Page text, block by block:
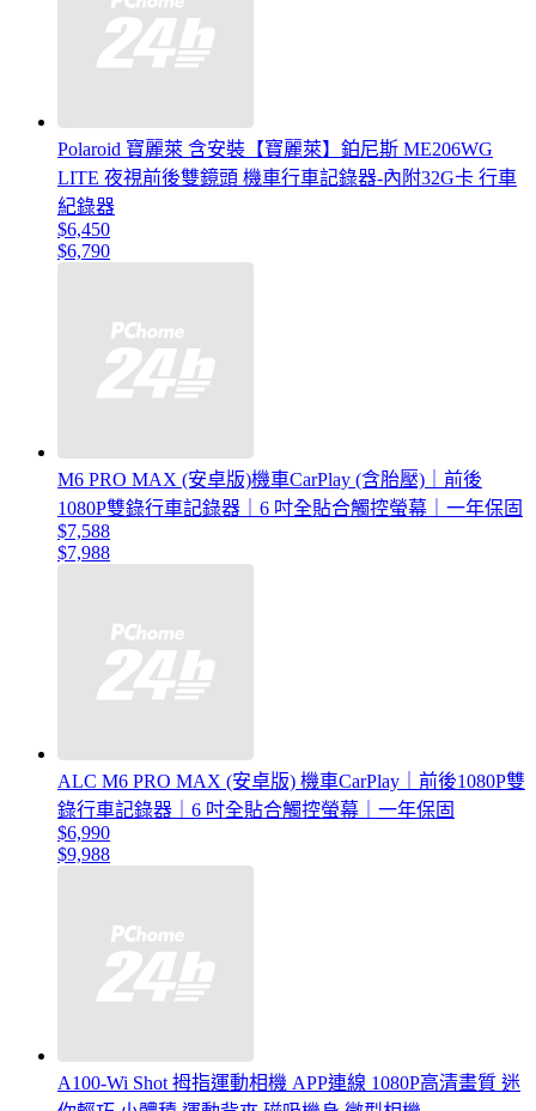
Polaroid 寶麗萊 含安裝【寶麗萊】鉑尼斯 ME206WG
LITE 夜視前後雙鏡頭 機車行車記錄器-內附32G卡 行車
紀錄器
$6,450
$6,790
M6 PRO MAX (安卓版)機車CarPlay (含胎壓)｜前後
1080P雙錄行車記錄器｜6 吋全貼合觸控螢幕｜一年保固
$7,588
$7,988
ALC M6 PRO MAX (安卓版) 機車CarPlay｜前後1080P雙
錄行車記錄器｜6 吋全貼合觸控螢幕｜一年保固
$6,990
$9,988
A100-Wi Shot 拇指運動相機 APP連線 1080P高清畫質 迷